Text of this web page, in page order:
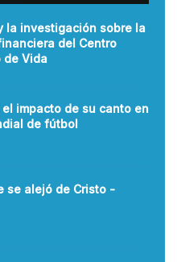
la investigación sobre la
del Centro
de Vida
impacto de su canto en
de fútbol
se alejó de Cristo -